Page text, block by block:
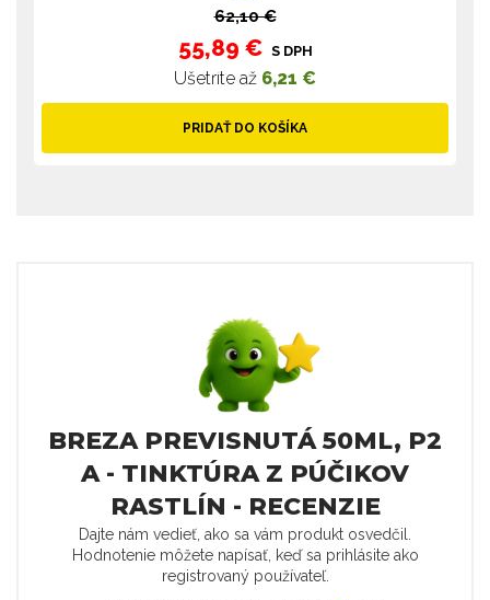
62,10 €
55,89 € S DPH
Ušetríte až 6,21 €
PRIDAŤ DO KOŠÍKA
BREZA PREVISNUTÁ 50ML, P2
A - TINKTÚRA Z PÚČIKOV
RASTLÍN - RECENZIE
Dajte nám vedieť, ako sa vám produkt osvedčil.
Hodnotenie môžete napísať, keď sa prihlásite ako
registrovaný používateľ.